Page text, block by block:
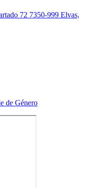
72 7350-999 Elvas,
de Género